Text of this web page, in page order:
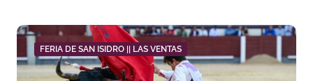
FERIA DE SAN ISIDRO || LAS VENTAS